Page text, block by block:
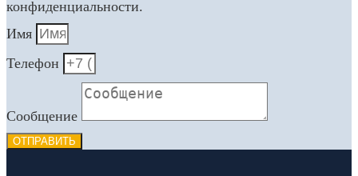
конфиденциальности.
Имя
Телефон
Сообщение
ОТПРАВИТЬ